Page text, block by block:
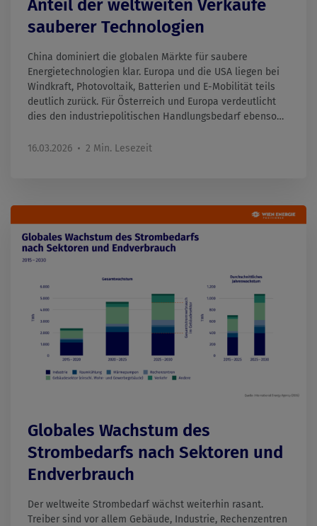
Anteil der weltweiten Verkäufe
sauberer Technologien
China dominiert die globalen Märkte für saubere
Energietechnologien klar. Europa und die USA liegen bei
Windkraft, Photovoltaik, Batterien und E-Mobilität teils
deutlich zurück. Für Österreich und Europa verdeutlicht
dies den industriepolitischen Handlungsbedarf ebenso
16.03.2026
2 Min. Lesezeit
Globales Wachstum des
Strombedarfs nach Sektoren und
Endverbrauch
Der weltweite Strombedarf wächst weiterhin rasant.
Treiber sind vor allem Gebäude, Industrie, Rechenzentren